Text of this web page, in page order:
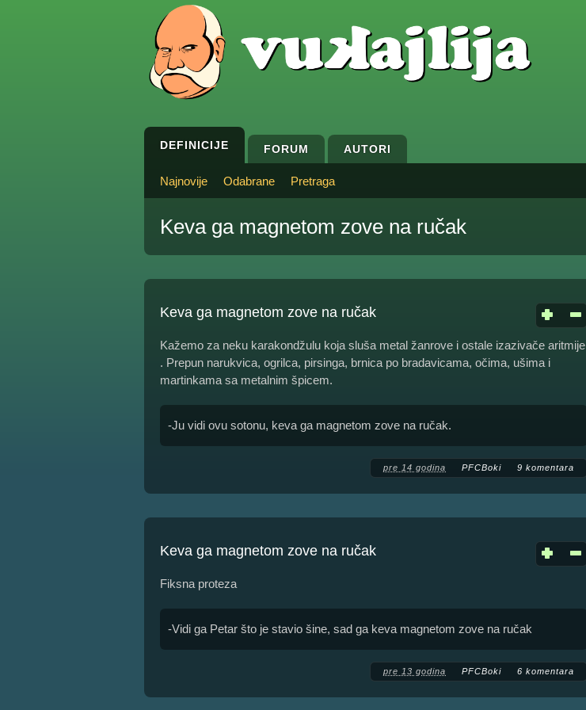
DEFINICIJE FORUM AUTORI
Najnovije Odabrane Pretraga
Keva ga magnetom zove na ručak
Keva ga magnetom zove na ručak
Kažemo za neku karakondžulu koja sluša metal žanrove i ostale izazivače aritmije
. Prepun narukvica, ogrilca, pirsinga, brnica po bradavicama, očima, ušima i
martinkama sa metalnim špicem.
-Ju vidi ovu sotonu, keva ga magnetom zove na ručak.
pre 14 godina PFCBoki 9 komentara
Keva ga magnetom zove na ručak
Fiksna proteza
-Vidi ga Petar što je stavio šine, sad ga keva magnetom zove na ručak
pre 13 godina PFCBoki 6 komentara